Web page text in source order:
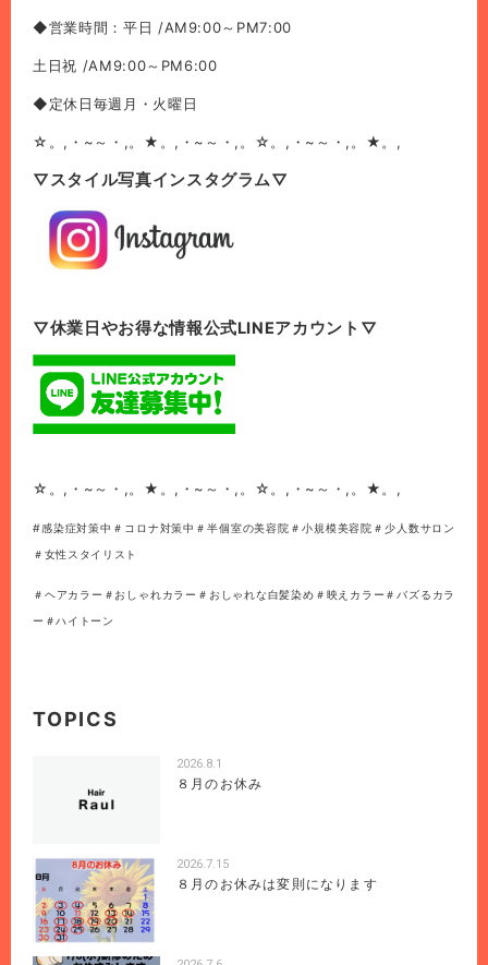
◆営業時間：平日 /AM9:00～PM7:00
土日祝 /AM9:00～PM6:00
◆定休日毎週月・火曜日
☆。,・~～・,。★。,・~～・,。☆。,・~～・,。★。,
▽スタイル写真インスタグラム▽
▽休業日やお得な情報公式LINEアカウント▽
☆。,・~～・,。★。,・~～・,。☆。,・~～・,。★。,
#感染症対策中＃コロナ対策中＃半個室の美容院＃小規模美容院＃少人数サロン
＃女性スタイリスト
＃ヘアカラー＃おしゃれカラー＃おしゃれな白髪染め＃映えカラー＃バズるカラ
ー＃ハイトーン
TOPICS
2026.8.1
８月のお休み
2026.7.15
８月のお休みは変則になります